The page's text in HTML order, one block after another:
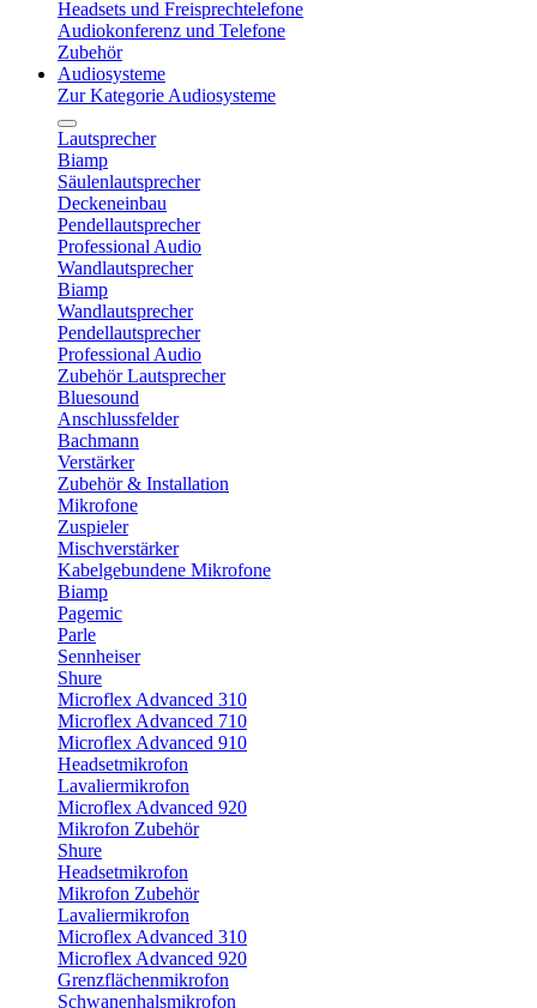
Headsets und Freisprechtelefone
Audiokonferenz und Telefone
Zubehör
Audiosysteme
Zur Kategorie Audiosysteme
Lautsprecher
Biamp
Säulenlautsprecher
Deckeneinbau
Pendellautsprecher
Professional Audio
Wandlautsprecher
Biamp
Wandlautsprecher
Pendellautsprecher
Professional Audio
Zubehör Lautsprecher
Bluesound
Anschlussfelder
Bachmann
Verstärker
Zubehör & Installation
Mikrofone
Zuspieler
Mischverstärker
Kabelgebundene Mikrofone
Biamp
Pagemic
Parle
Sennheiser
Shure
Microflex Advanced 310
Microflex Advanced 710
Microflex Advanced 910
Headsetmikrofon
Lavaliermikrofon
Microflex Advanced 920
Mikrofon Zubehör
Shure
Headsetmikrofon
Mikrofon Zubehör
Lavaliermikrofon
Microflex Advanced 310
Microflex Advanced 920
Grenzflächenmikrofon
Schwanenhalsmikrofon